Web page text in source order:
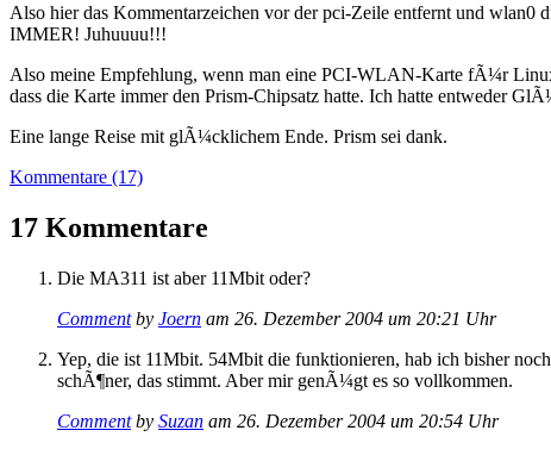
Also hier das Kommentarzeichen vor der pci-Zeile entfernt und
IMMER! Juhuuuu!!!
Also meine Empfehlung, wenn man eine PCI-WLAN-Karte fÃ¼r
dass die Karte immer den Prism-Chipsatz hatte. Ich hatte entweder
Eine lange Reise mit glÃ¼cklichem Ende. Prism sei dank.
Kommentare (17)
17 Kommentare
Die MA311 ist aber 11Mbit oder?
Commentby Joern am 26. Dezember 2004 um 20:21 Uhr
Yep, die ist 11Mbit. 54Mbit die funktionieren, hab ich bisher
schÃ¶ner, das stimmt. Aber mir genÃ¼gt es so vollkommen.
Commentby Suzan am 26. Dezember 2004 um 20:54 Uhr